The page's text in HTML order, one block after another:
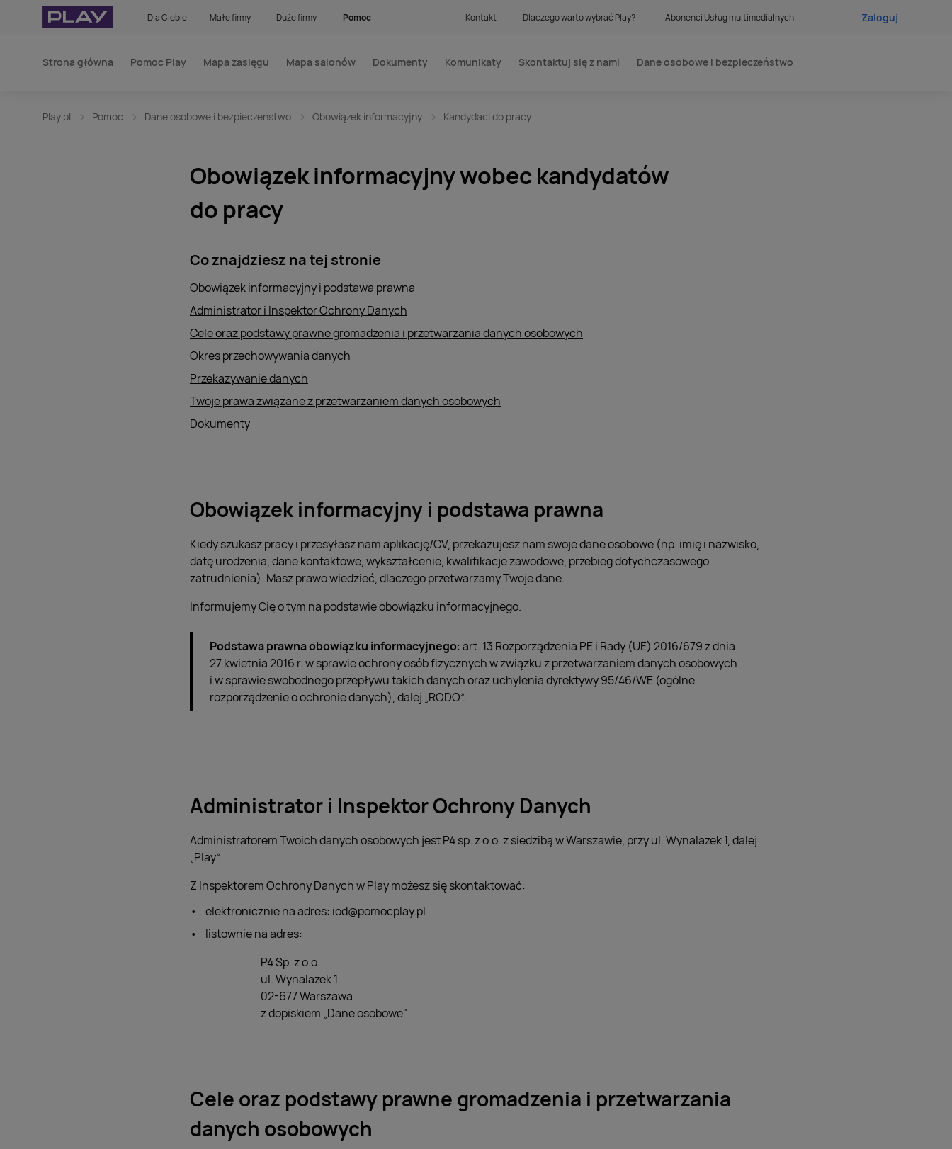
Dla Ciebie Małe firmy Duże firmy Pomoc Kontakt Dlaczego warto wybrać Play? Abonenci Usług multimedialnych Zaloguj
Strona główna Pomoc Play Mapa zasięgu Mapa salonów Dokumenty Komunikaty Skontaktuj się z nami Dane osobowe i bezpieczeństwo
Play.pl Pomoc Dane osobowe i bezpieczeństwo Obowiązek informacyjny Kandydaci do pracy
Obowiązek informacyjny wobec kandydatów
do pracy
Co znajdziesz na tej stronie
Obowiązek informacyjny i podstawa prawna
Administrator i Inspektor Ochrony Danych
Cele oraz podstawy prawne gromadzenia i przetwarzania danych osobowych
Okres przechowywania danych
Przekazywanie danych
Twoje prawa związane z przetwarzaniem danych osobowych
Dokumenty
Obowiązek informacyjny i podstawa prawna
Kiedy szukasz pracy i przesyłasz nam aplikację/CV, przekazujesz nam swoje dane osobowe (np. imię i nazwisko,
datę urodzenia, dane kontaktowe, wykształcenie, kwalifikacje zawodowe, przebieg dotychczasowego
zatrudnienia). Masz prawo wiedzieć, dlaczego przetwarzamy Twoje dane.
Informujemy Cię o tym na podstawie obowiązku informacyjnego.
Podstawa prawna obowiązku informacyjnego: art. 13 Rozporządzenia PE i Rady (UE) 2016/679 z dnia
27 kwietnia 2016 r. w sprawie ochrony osób fizycznych w związku z przetwarzaniem danych osobowych
i w sprawie swobodnego przepływu takich danych oraz uchylenia dyrektywy 95/46/WE (ogólne
rozporządzenie o ochronie danych), dalej „RODO”.
Administrator i Inspektor Ochrony Danych
Administratorem Twoich danych osobowych jest P4 sp. z o.o. z siedzibą w Warszawie, przy ul. Wynalazek 1, dalej
„Play”.
Z Inspektorem Ochrony Danych w Play możesz się skontaktować:
elektronicznie na adres: iod@pomocplay.pl
listownie na adres:
P4 Sp. z o.o.
ul. Wynalazek 1
02-677 Warszawa
z dopiskiem „Dane osobowe"
Cele oraz podstawy prawne gromadzenia i przetwarzania
danych osobowych